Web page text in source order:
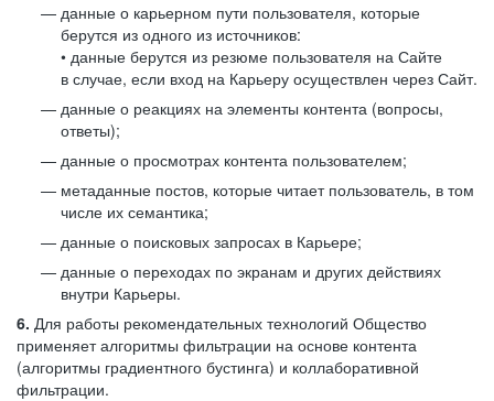
данные о карьерном пути пользователя, которые
берутся из одного из источников:
• данные берутся из резюме пользователя на Сайте
в случае, если вход на Карьеру осуществлен через Сайт.
данные о реакциях на элементы контента (вопросы,
ответы);
данные о просмотрах контента пользователем;
метаданные постов, которые читает пользователь, в том
числе их семантика;
данные о поисковых запросах в Карьере;
данные о переходах по экранам и других действиях
внутри Карьеры.
6. Для работы рекомендательных технологий Общество
применяет алгоритмы фильтрации на основе контента
(алгоритмы градиентного бустинга) и коллаборативной
фильтрации.